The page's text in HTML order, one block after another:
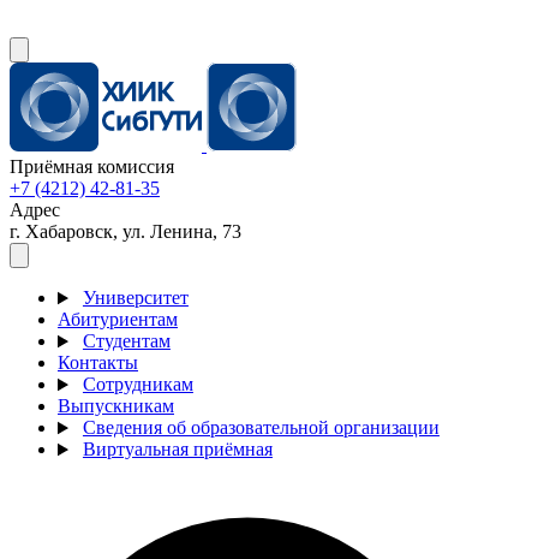
Приёмная комиссия
+7 (4212) 42-81-35
Адрес
г. Хабаровск, ул. Ленина, 73
Университет
Абитуриентам
Студентам
Контакты
Сотрудникам
Выпускникам
Сведения об образовательной организации
Виртуальная приёмная